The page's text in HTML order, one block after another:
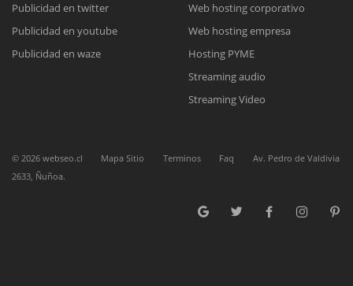
Nuestros ejecutivos le enviarán un correo electrónico con el enlace a
Meet para la reunión online.
Cotización
Complete el formulario y nos contactaremos a la brevedad.
Chat Online
para enviarnos un correo electrónico con sus datos personales.
Publicidad en twitter
Publicidad en youtube
Publicidad en waze
Web hosting corporativo
Web hosting empresa
Hosting PYME
Streaming audio
Streaming Video
© 2026 webseo.cl Mapa Sitio Terminos Faq
Av. Pedro de Valdivia
2633, Ñuñoa.